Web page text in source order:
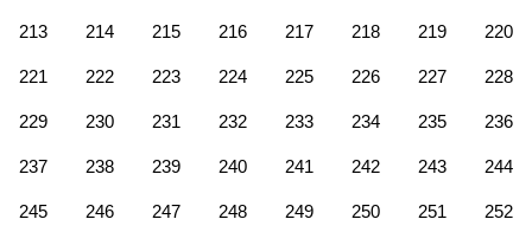
213 214 215 216 217 218 219 220
221 222 223 224 225 226 227 228
229 230 231 232 233 234 235 236
237 238 239 240 241 242 243 244
245 246 247 248 249 250 251 252